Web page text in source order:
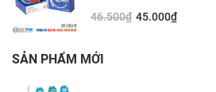
46.500₫ 45.000₫
SẢN PHẨM MỚI